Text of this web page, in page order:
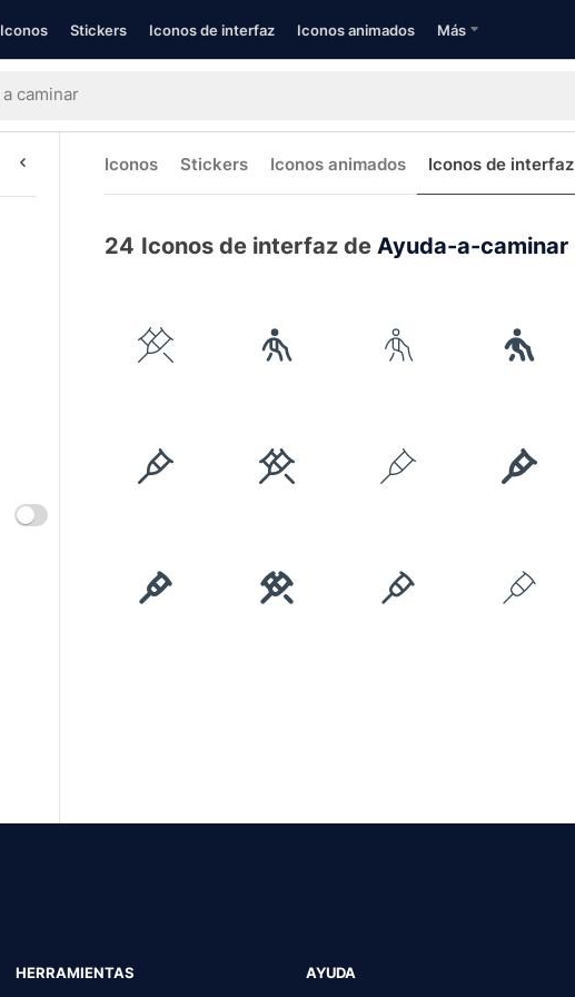
Iconos Stickers Iconos de interfaz Iconos animados Más
Iconos Stickers Iconos animados Iconos de interfaz
24 Iconos de interfaz de Ayuda-a-caminar
HERRAMIENTAS AYUDA